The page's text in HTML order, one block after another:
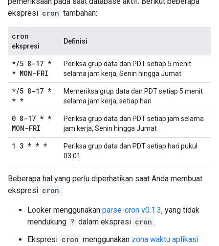
ekspresi cron tambahan:
cron
ekspresi
Definisi
*/5 8-17 *
* MON-FRI
Periksa grup data dan PDT setiap 5 menit
selama jam kerja, Senin hingga Jumat
*/5 8-17 *
* *
Memeriksa grup data dan PDT setiap 5 menit
selama jam kerja, setiap hari
0 8-17 * *
MON-FRI
Periksa grup data dan PDT setiap jam selama
jam kerja, Senin hingga Jumat
1 3 * * *
Periksa grup data dan PDT setiap hari pukul
03.01
Beberapa hal yang perlu diperhatikan saat Anda membuat
ekspresi cron :
Looker menggunakan parse-cron v0.1.3, yang tidak
mendukung ? dalam ekspresi cron .
Ekspresi cron menggunakan zona waktu aplikasi